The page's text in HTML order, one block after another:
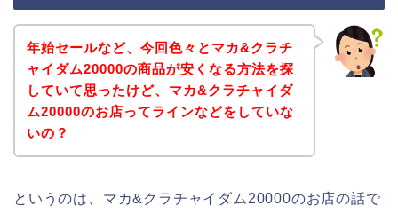
年始セールなど、今回色々とマカ&クラチ
ャイダム20000の商品が安くなる方法を探
していて思ったけど、マカ&クラチャイダ
ム20000のお店ってラインなどをしていな
いの？
というのは、マカ&クラチャイダム20000のお店の話で